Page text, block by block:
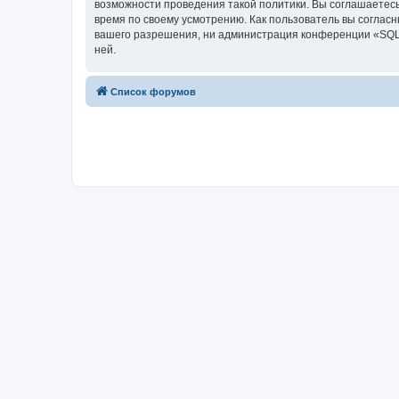
возможности проведения такой политики. Вы
время по своему усмотрению. Как пользователь вы
вашего разрешения, ни администрация конференции
ней.
Список форумов